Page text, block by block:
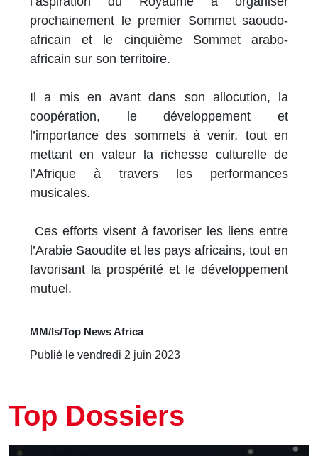
prochainement le premier Sommet saoudo-
africain et le cinquième Sommet arabo-
africain sur son territoire.
Il a mis en avant dans son allocution, la
coopération, le développement et
l’importance des sommets à venir, tout en
mettant en valeur la richesse culturelle de
l’Afrique à travers les performances
musicales.
Ces efforts visent à favoriser les liens entre
l’Arabie Saoudite et les pays africains, tout en
favorisant la prospérité et le développement
mutuel.
MM/ls/Top News Africa
Publié le vendredi 2 juin 2023
Top Dossiers